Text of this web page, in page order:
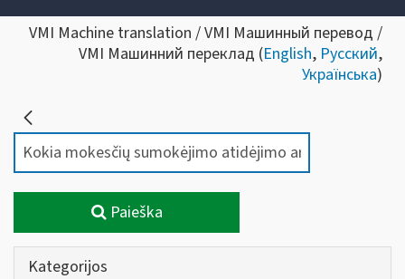
VMI Machine translation / VMI Машинный перевод /
VMI Машинний переклад (English, Русский,
Українська)
Paieška
Kategorijos